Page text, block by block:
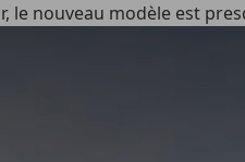
le nouveau modèle est